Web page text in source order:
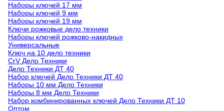
Наборы ключей 17 мм
Наборы ключей 9 мм
Наборы ключей 19 мм
Ключи рожковые дело техники
Наборы ключей рожково-накидных
Универсальные
Ключ на 10 дело техники
CrV Дело Техники
Дело Техники ДТ 40
Набор ключей Дело Техники ДТ 40
Наборы 10 мм Дело Техники
Наборы 8 мм Дело Техники
Набор комбинированных ключей Дело Техники ДТ 10
Оптом